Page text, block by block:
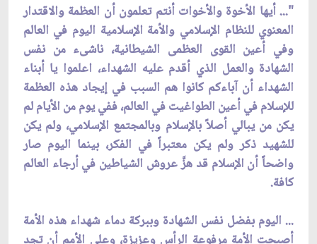
"... أيها الأخوة والأخوات أنتم تعلمون أن العظمة والاقتدار
المعنوي للنظام الإسلامي والأمة الإسلامية اليوم في العالم
وفي أعين القوى العظمى الشيطانية، ناشى‏ء من نفس
الشهادة والعمل الذي أقدم عليه الشهداء، اعلموا يا أبناء
الشهداء أن آباءكم كانوا هم السبب في إيجاد هذه العظمة
للإسلام في أعين الطواغيت في العالم، ففي يوم من الأيام لم
يكن من يبالي أصلاً بالإسلام وبالمجتمع الإسلامي، ولم يكن
للشهيد ذكر ولم يكن معتبراً في الفكر، بينما اليوم صار
واضحاً أن الإسلام قد هزَّ عروش الشياطين في أرجاء العالم
كافة.
... اليوم بفضل نفس الشهادة وببركة دماء شهداء هذه الأمة